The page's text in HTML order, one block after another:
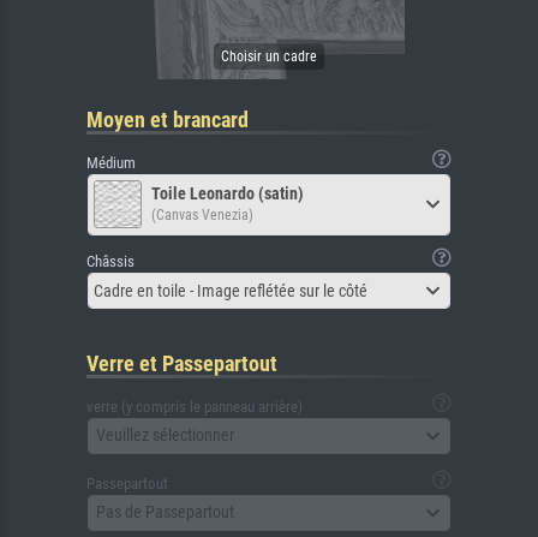
Moyen et brancard
Médium
Toile Leonardo (satin)
(Canvas Venezia)
Châssis
Cadre en toile - Image reflétée sur le côté
Verre et Passepartout
verre (y compris le panneau arrière)
Veuillez sélectionner
Passepartout
Pas de Passepartout